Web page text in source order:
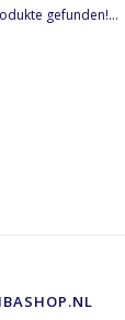
gefunden!...